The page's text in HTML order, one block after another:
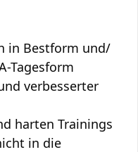
in Bestform und/
Tagesform
verbesserter
harten Trainings
in die